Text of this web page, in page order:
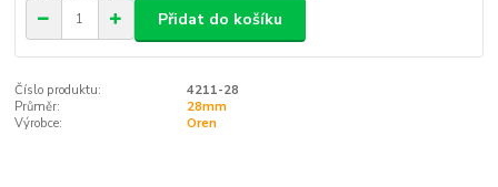
Přidat do košíku
Číslo produktu:
4211-28
Průměr:
28mm
Výrobce:
Oren